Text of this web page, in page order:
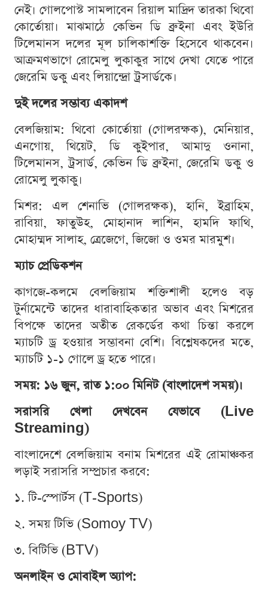
নেই। গোলপোস্ট সামলাবেন রিয়াল মাদ্রিদ তারকা থিবো
কোর্তোয়া। মাঝমাঠে কেভিন ডি ব্রুইনা এবং ইউরি
টিলেমানস দলের মূল চালিকাশক্তি হিসেবে থাকবেন।
আক্রমণভাগে রোমেলু লুকাকুর সাথে দেখা যেতে পারে
জেরেমি ডকু এবং লিয়ান্দ্রো ট্রসার্ডকে।
দুই দলের সম্ভাব্য একাদশ
বেলজিয়াম: থিবো কোর্তোয়া (গোলরক্ষক), মেনিয়ার,
এনগোয়, থিয়েট, ডি কুইপার, আমাদু ওনানা,
টিলেমানস, ট্রসার্ড, কেভিন ডি ব্রুইনা, জেরেমি ডকু ও
রোমেলু লুকাকু।
মিশর: এল শেনাভি (গোলরক্ষক), হানি, ইব্রাহিম,
রাবিয়া, ফাতুউহ, মোহানাদ লাশিন, হামদি ফাথি,
মোহাম্মদ সালাহ, ত্রেজেগে, জিজো ও ওমর মারমুশ।
ম্যাচ প্রেডিকশন
কাগজে-কলমে বেলজিয়াম শক্তিশালী হলেও বড়
টুর্নামেন্টে তাদের ধারাবাহিকতার অভাব এবং মিশরের
বিপক্ষে তাদের অতীত রেকর্ডের কথা চিন্তা করলে
ম্যাচটি ড্র হওয়ার সম্ভাবনা বেশি। বিশ্লেষকদের মতে,
ম্যাচটি ১-১ গোলে ড্র হতে পারে।
সময়: ১৬ জুন, রাত ১:০০ মিনিট (বাংলাদেশ সময়)।
সরাসরি খেলা দেখবেন যেভাবে (Live
Streaming)
বাংলাদেশে বেলজিয়াম বনাম মিশরের এই রোমাঞ্চকর
লড়াই সরাসরি সম্প্রচার করবে:
১. টি-স্পোর্টস (T-Sports)
২. সময় টিভি (Somoy TV)
৩. বিটিভি (BTV)
অনলাইন ও মোবাইল অ্যাপ: